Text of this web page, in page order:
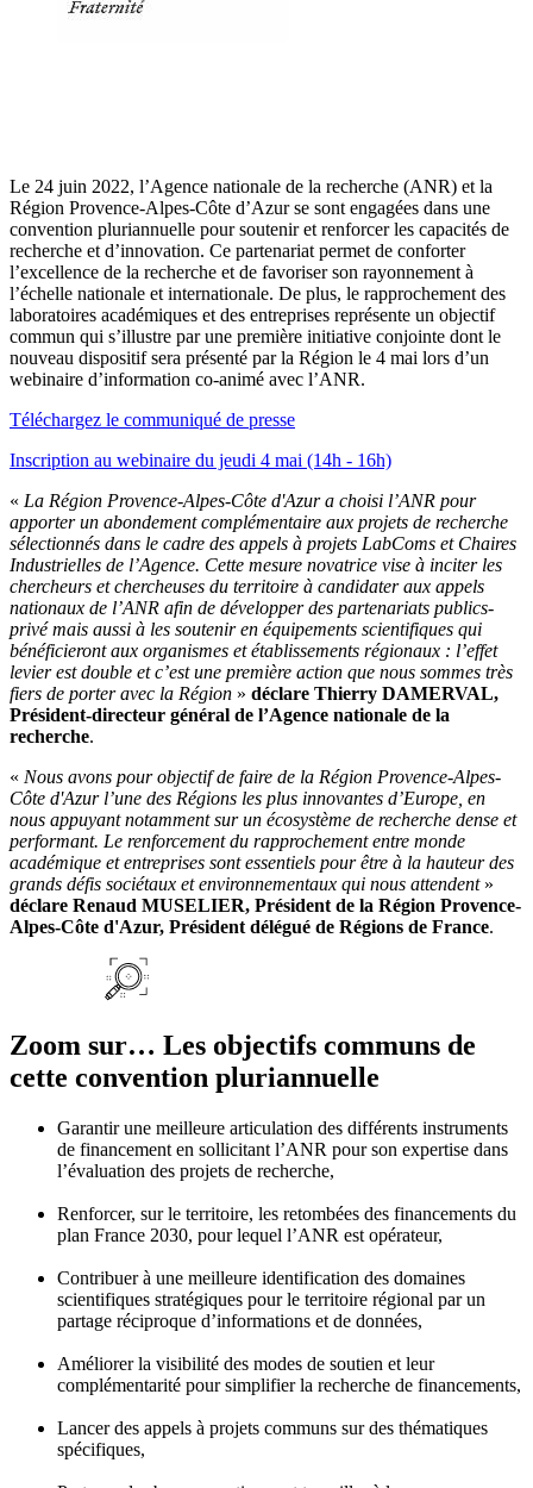
Le 24 juin 2022, l’Agence nationale de la recherche (ANR) et la
Région Provence-Alpes-Côte d’Azur se sont engagées dans une
convention pluriannuelle pour soutenir et renforcer les capacités de
recherche et d’innovation. Ce partenariat permet de conforter
l’excellence de la recherche et de favoriser son rayonnement à
l’échelle nationale et internationale. De plus, le rapprochement des
laboratoires académiques et des entreprises représente un objectif
commun qui s’illustre par une première initiative conjointe dont le
nouveau dispositif sera présenté par la Région le 4 mai lors d’un
webinaire d’information co-animé avec l’ANR.
Téléchargez le communiqué de presse
Inscription au webinaire du jeudi 4 mai (14h - 16h)
« La Région Provence-Alpes-Côte d'Azur a choisi l’ANR pour
apporter un abondement complémentaire aux projets de recherche
sélectionnés dans le cadre des appels à projets LabComs et Chaires
Industrielles de l’Agence. Cette mesure novatrice vise à inciter les
chercheurs et chercheuses du territoire à candidater aux appels
nationaux de l’ANR afin de développer des partenariats publics-
privé mais aussi à les soutenir en équipements scientifiques qui
bénéficieront aux organismes et établissements régionaux : l’effet
levier est double et c’est une première action que nous sommes très
fiers de porter avec la Région » déclare Thierry DAMERVAL,
Président-directeur général de l’Agence nationale de la
recherche.
« Nous avons pour objectif de faire de la Région Provence-Alpes-
Côte d'Azur l’une des Régions les plus innovantes d’Europe, en
nous appuyant notamment sur un écosystème de recherche dense et
performant. Le renforcement du rapprochement entre monde
académique et entreprises sont essentiels pour être à la hauteur des
grands défis sociétaux et environnementaux qui nous attendent»
déclare Renaud MUSELIER, Président de la Région Provence-
Alpes-Côte d'Azur, Président délégué de Régions de France.
Zoom sur… Les objectifs communs de
cette convention pluriannuelle
Garantir une meilleure articulation des différents instruments
de financement en sollicitant l’ANR pour son expertise dans
l’évaluation des projets de recherche,
Renforcer, sur le territoire, les retombées des financements du
plan France 2030, pour lequel l’ANR est opérateur,
Contribuer à une meilleure identification des domaines
scientifiques stratégiques pour le territoire régional par un
partage réciproque d’informations et de données,
Améliorer la visibilité des modes de soutien et leur
complémentarité pour simplifier la recherche de financements,
Lancer des appels à projets communs sur des thématiques
spécifiques,